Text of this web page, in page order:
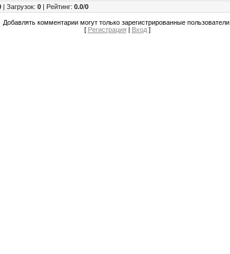
Загрузок: 0 Рейтинг: 0.0/0
Добавлять комментарии могут только зарегистрированные пользователи.
[ Регистрация Вход]